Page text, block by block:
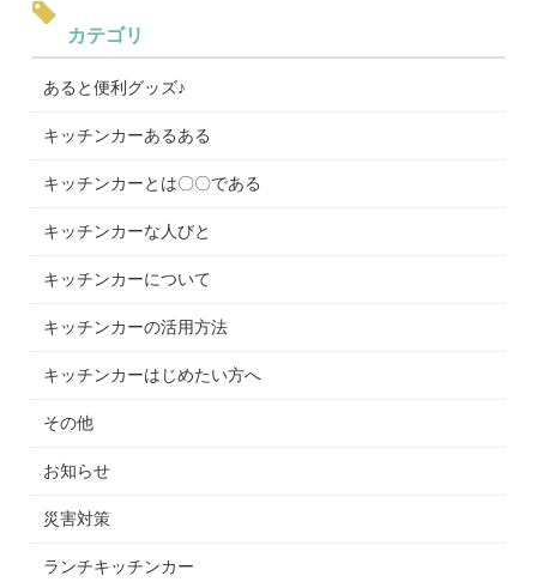
カテゴリ
あると便利グッズ♪
キッチンカーあるある
キッチンカーとは〇〇である
キッチンカーな人びと
キッチンカーについて
キッチンカーの活用方法
キッチンカーはじめたい方へ
その他
お知らせ
災害対策
ランチキッチンカー